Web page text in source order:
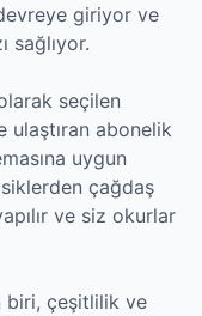
giriyor ve
sağlıyor.
seçilen
ulaştıran abonelik
uygun
çağdaş
ve siz okurlar
biri, çeşitlilik ve